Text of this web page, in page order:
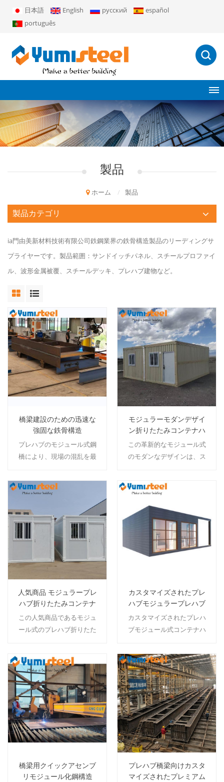
日本語 English русский
español
português
製品
ホーム / 製品
製品カテゴリ
ia門由美新材料技術有限公司鉄鋼業界の鉄骨構造製品のリーディングサ
プライヤーです。製品範囲：サンドイッチパネル、スチールプロファイ
ル、波形金属被覆、スチールデッキ、プレハブ建物など。
橋梁建設のための迅速な
強固な鉄骨構造
プレハブのモジュール式鋼
橋により、現場の混乱を最
つ強固で効率的な建設が可
能になります。
モジュラーモダンデザイ
ン折りたたみコンテナハ
ウスプレハブタイニーホ
ーム
この革新的なモジュール式
のモダンなデザインは、ス
家に変身する折りたたみ式
コンテナ ハウスを特徴とし
ており、持ち運び可能で持
続可能な生活に最適です。
続きを読む
人気商品 モジュラープレ
ハブ折りたたみコンテナ
ハウス 小型折りたたみ式
モバイルホーム
この人気商品であるモジュ
ール式のプレハブ折りたた
適さを備えた、革新的で省
スペース、移動可能な小型
住宅ソリューションを提供
します。
続きを読む
カスタマイズされたプレ
ハブモジュラープレハブ
リビングコンテナハウス
カスタマイズされたプレハ
ブモジュール式コンテナハ
み立てと現代的なデザイン
の柔軟性および耐久性のあ
る構造を組み合わせた、カ
スタマイズされた高品質の
生活空間を提供します。
続きを読む
橋梁用クイックアセンブ
リモジュール化鋼構造
プレハブ橋梁向けカスタ
マイズされたプレミアム